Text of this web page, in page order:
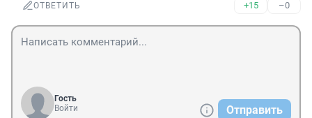
ОТВЕТИТЬ +15 –0
Гость
Войти
Отправить